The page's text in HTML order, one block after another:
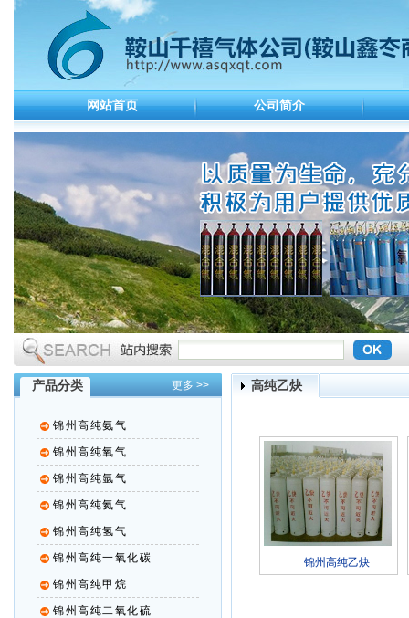
网站首页 公司简介
产品分类 更多 >>
锦州高纯氨气
锦州高纯氧气
锦州高纯氩气
锦州高纯氦气
锦州高纯氢气
锦州高纯一氧化碳
锦州高纯甲烷
锦州高纯二氧化硫
高纯乙炔
锦州高纯乙炔